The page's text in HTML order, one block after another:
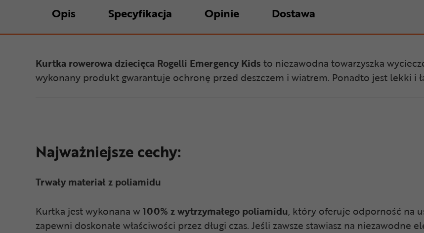
Opis Specyfikacja Opinie Dostawa
Kurtka rowerowa dziecięca Rogelli Emergency Kids to niezawodna towarzyszka
wykonany produkt gwarantuje ochronę przed deszczem i wiatrem. Ponadto jest lekki i
Najważniejsze cechy:
Trwały materiał z poliamidu
Kurtka jest wykonana w100% z wytrzymałego poliamidu, który oferuje odporność na
zapewni doskonałe właściwości przez długi czas. Jeśli zawsze stawiasz na